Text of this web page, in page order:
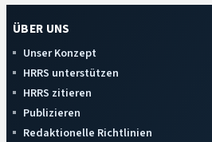
ÜBER UNS
Unser Konzept
HRRS unterstützen
HRRS zitieren
Publizieren
Redaktionelle Richtlinien